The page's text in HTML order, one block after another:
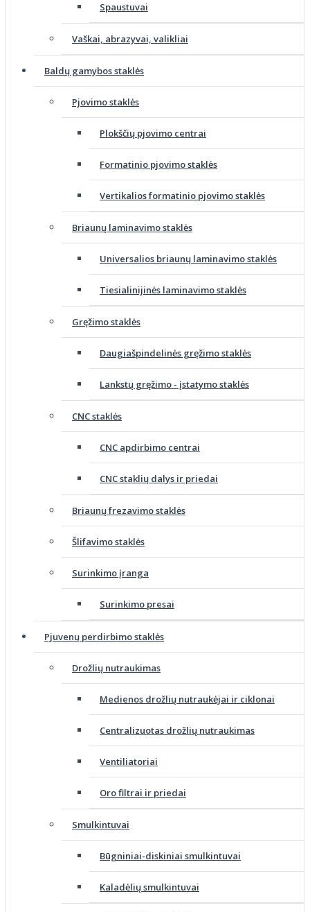
Spaustuvai
Vaškai, abrazyvai, valikliai
Baldų gamybos staklės
Pjovimo staklės
Plokščių pjovimo centrai
Formatinio pjovimo staklės
Vertikalios formatinio pjovimo staklės
Briaunų laminavimo staklės
Universalios briaunų laminavimo staklės
Tiesialinijinės laminavimo staklės
Gręžimo staklės
Daugiašpindelinės gręžimo staklės
Lankstų gręžimo - įstatymo staklės
CNC staklės
CNC apdirbimo centrai
CNC staklių dalys ir priedai
Briaunų frezavimo staklės
Šlifavimo staklės
Surinkimo įranga
Surinkimo presai
Pjuvenų perdirbimo staklės
Drožlių nutraukimas
Medienos drožlių nutraukėjai ir ciklonai
Centralizuotas drožlių nutraukimas
Ventiliatoriai
Oro filtrai ir priedai
Smulkintuvai
Būgniniai-diskiniai smulkintuvai
Kaladėlių smulkintuvai